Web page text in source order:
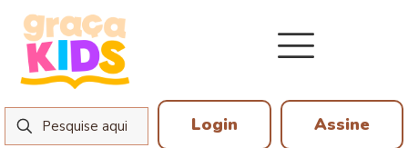
Login Assine